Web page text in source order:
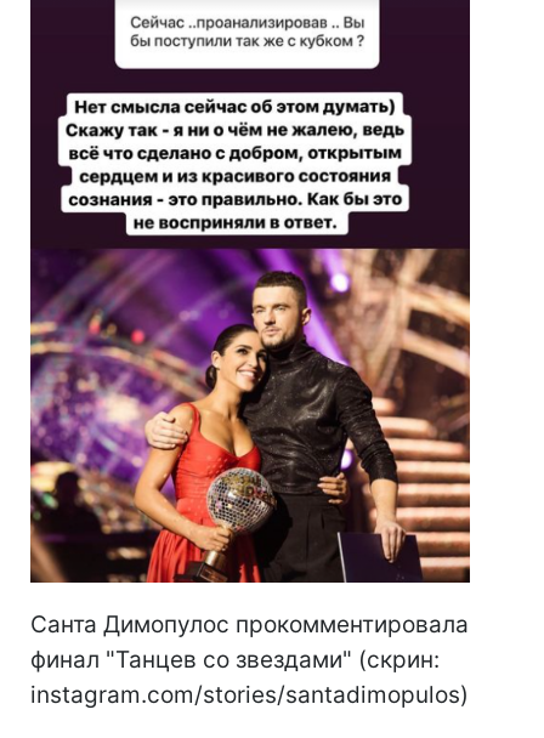
Санта Димопулос прокомментировала
финал "Танцев со звездами" (скрин:
instagram.com/stories/santadimopulos)